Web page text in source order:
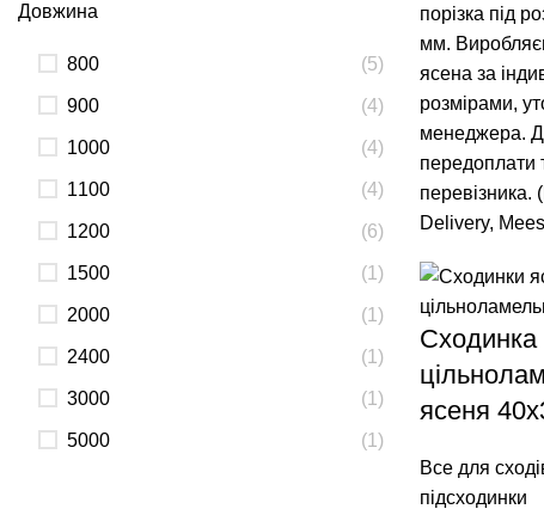
Довжина
800 (5)
900 (4)
1000 (4)
1100 (4)
1200 (6)
1500 (1)
2000 (1)
2400 (1)
3000 (1)
5000 (1)
порізка під
мм.
ясена за
розмірами,
менеджера.
передоплати
перевізника.
Delivery,
Сходинка
ясеня
Все для
підсходинки